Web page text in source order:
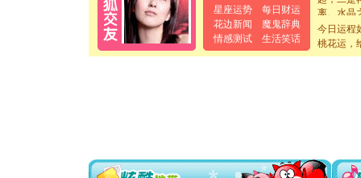
星座运势
每日财运
花边新闻
魔鬼辞典
情感测试
生活笑话
离。水晶
泣，这
卖了。水
你太多，
要平安！
今日运程
桃花运，